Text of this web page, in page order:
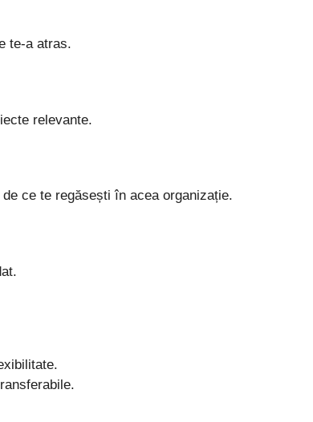
te-a atras.
relevante.
ce te regăsești în acea organizație.